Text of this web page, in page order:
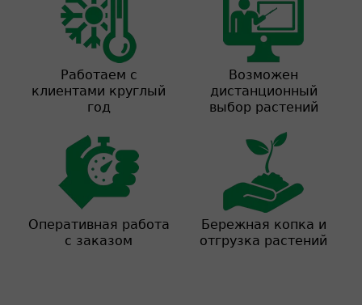
Работаем с
клиентами круглый
год
Возможен
дистанционный
выбор растений
Оперативная работа
с заказом
Бережная копка и
отгрузка растений